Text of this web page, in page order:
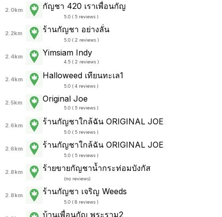
2.0km กัญชา 420 เราเพื่อนกัญ
5.0 ( 5 reviews )
2.2km ร้านกัญชา อย่างลั่น
5.0 ( 2 reviews )
2.4km Yimsiam Indy
4.5 ( 2 reviews )
2.4km Halloweed เทียนทะเล1
5.0 ( 4 reviews )
2.5km Original Joe
5.0 ( 5 reviews )
2.6km ร้านกัญชาใกล้ฉัน ORIGINAL JOE
5.0 ( 5 reviews )
2.6km ร้านกัญชาใกล้ฉัน ORIGINAL JOE
5.0 ( 5 reviews )
2.8km ร้ายขายกัญชาน้ำกระท่อมบังกัส
(no reviews)
2.8km ร้านกัญชา เจริญ Weeds
5.0 ( 8 reviews )
บ้านเพื่อนกัญ พระราม2